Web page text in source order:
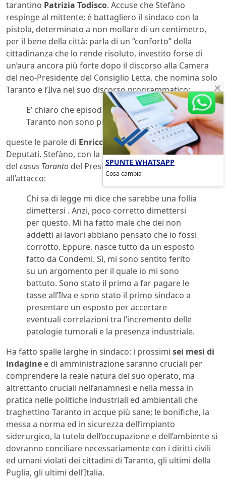
tarantino Patrizia Todisco. Accuse che Stefàno
respinge al mittente; è battagliero il sindaco con la
pistola, determinato a non mollare di un centimetro,
per il bene della città: parla di un “conforto” della
cittadinanza che lo rende risoluto, investito forse di
un’aura ancora più forte dopo il discorso alla Camera
del neo-Presidente del Consiglio Letta, che nomina solo
Taranto e l’Ilva nel suo discorso programmatico:
E’ chiaro che episodi come quello dell’ILVA di
Taranto non sono più tollerabili.
queste le parole di Enrico Lettaieri alla Camera dei
Deputati. Stefàno, con la fiducia incassata e la citazione
del casus Taranto del Presidente del Consiglio, torna così
all’attacco:
Chi sa di legge mi dice che sarebbe una follia
dimettersi . Anzi, poco corretto dimettersi
per questo. Mi ha fatto male che dei non
addetti ai lavori abbiano pensato che io fossi
corrotto. Eppure, nasce tutto da un esposto
fatto da Condemi. Sì, mi sono sentito ferito
su un argomento per il quale io mi sono
battuto. Sono stato il primo a far pagare le
tasse all’Ilva e sono stato il primo sindaco a
presentare un esposto per accertare
eventuali correlazioni tra l’incremento delle
patologie tumorali e la presenza industriale.
Ha fatto spalle larghe in sindaco: i prossimi sei mesi di
indagine e di amministrazione saranno cruciali per
comprendere la reale natura del suo operato, ma
altrettanto cruciali nell’anamnesi e nella messa in
pratica nelle politiche industriali ed ambientali che
traghettino Taranto in acque più sane; le bonifiche, la
messa a norma ed in sicurezza dell’impianto
siderurgico, la tutela dell’occupazione e dell’ambiente si
dovranno conciliare necessariamente con i diritti civili
ed umani violati dei cittadini di Taranto, gli ultimi della
Puglia, gli ultimi dell’Italia.
SPUNTE WHATSAPP
Cosa cambia